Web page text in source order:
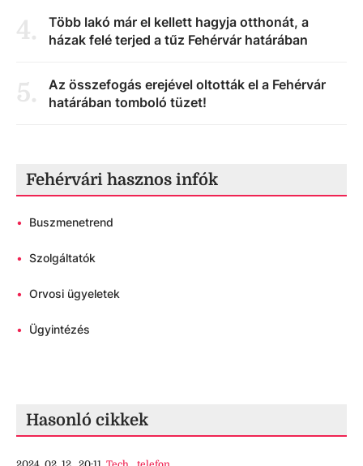
4.
Több lakó már el kellett hagyja otthonát, a
házak felé terjed a tűz Fehérvár határában
5.
Az összefogás erejével oltották el a Fehérvár
határában tomboló tüzet!
Fehérvári hasznos infók
• Buszmenetrend
• Szolgáltatók
• Orvosi ügyeletek
• Ügyintézés
Hasonló cikkek